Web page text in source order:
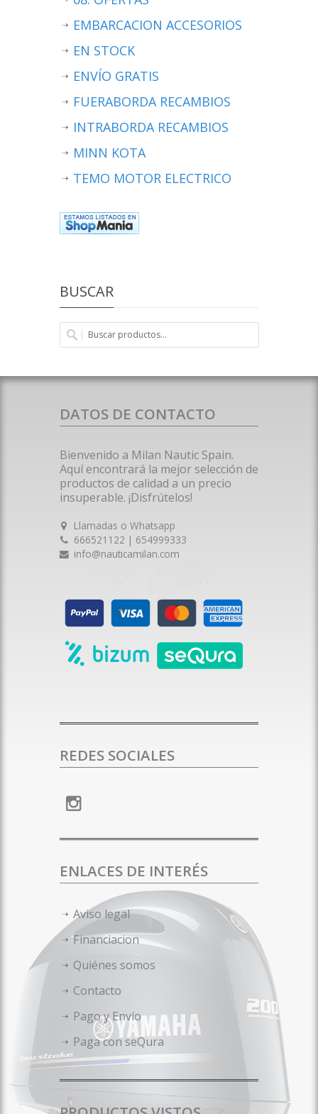
EMBARCACION ACCESORIOS
EN STOCK
ENVÍO GRATIS
FUERABORDA RECAMBIOS
INTRABORDA RECAMBIOS
MINN KOTA
TEMO MOTOR ELECTRICO
BUSCAR
DATOS DE CONTACTO
Bienvenido a Milan Nautic Spain.
Aquí encontrará la mejor selección de
productos de calidad a un precio
insuperable. ¡Disfrútelos!
Llamadas o Whatsapp
666521122 | 654999333
info@nauticamilan.com
REDES SOCIALES
ENLACES DE INTERÉS
Aviso legal
Financiacion
Quiénes somos
Contacto
Pago y Envío
Paga con seQura